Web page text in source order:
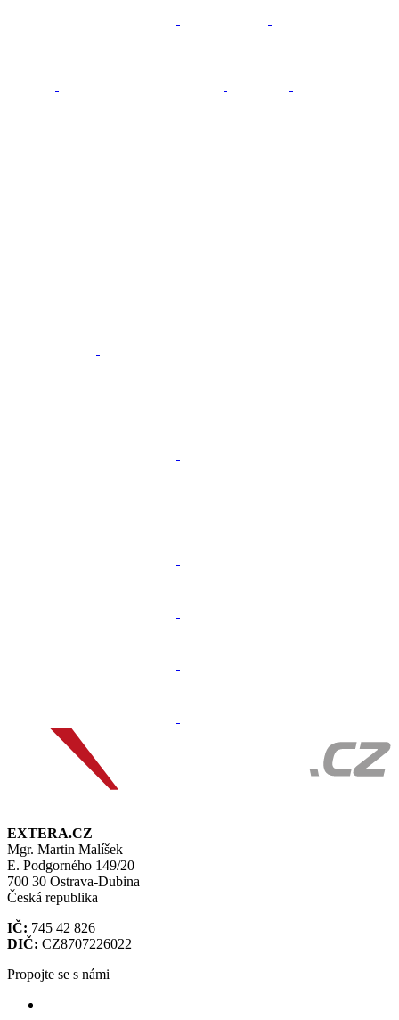
EXTERA.CZ
Mgr. Martin Malíšek
E. Podgorného 149/20
700 30 Ostrava-Dubina
Česká republika
IČ: 745 42 826
DIČ: CZ8707226022
Propojte se s námi